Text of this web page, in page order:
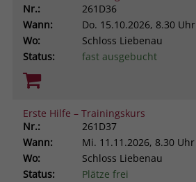
Nr.:
261D36
Wann:
Do. 15.10.2026, 8.30 Uhr
Wo:
Schloss Liebenau
Status:
fast ausgebucht
Erste Hilfe – Trainingskurs
Nr.:
261D37
Wann:
Mi. 11.11.2026, 8.30 Uhr
Wo:
Schloss Liebenau
Status:
Plätze frei